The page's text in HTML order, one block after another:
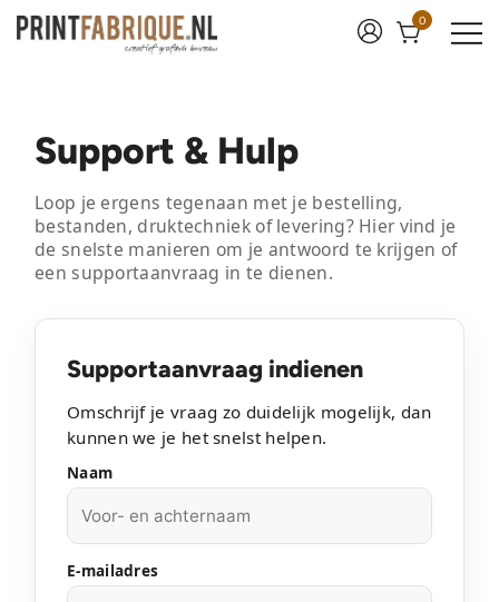
0
Support & Hulp
Loop je ergens tegenaan met je bestelling,
bestanden, druktechniek of levering? Hier vind je
de snelste manieren om je antwoord te krijgen of
een supportaanvraag in te dienen.
Supportaanvraag indienen
Omschrijf je vraag zo duidelijk mogelijk, dan
kunnen we je het snelst helpen.
Naam
E-mailadres